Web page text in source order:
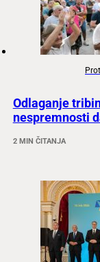
Odlaganje
nespremnosti
2 MIN ČITANJA